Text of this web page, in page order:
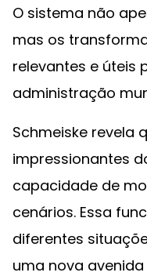
O sistema não
mas os
relevantes e úteis
administração
Schmeiske revela
impressionantes
capacidade de
cenários. Essa
diferentes
uma nova